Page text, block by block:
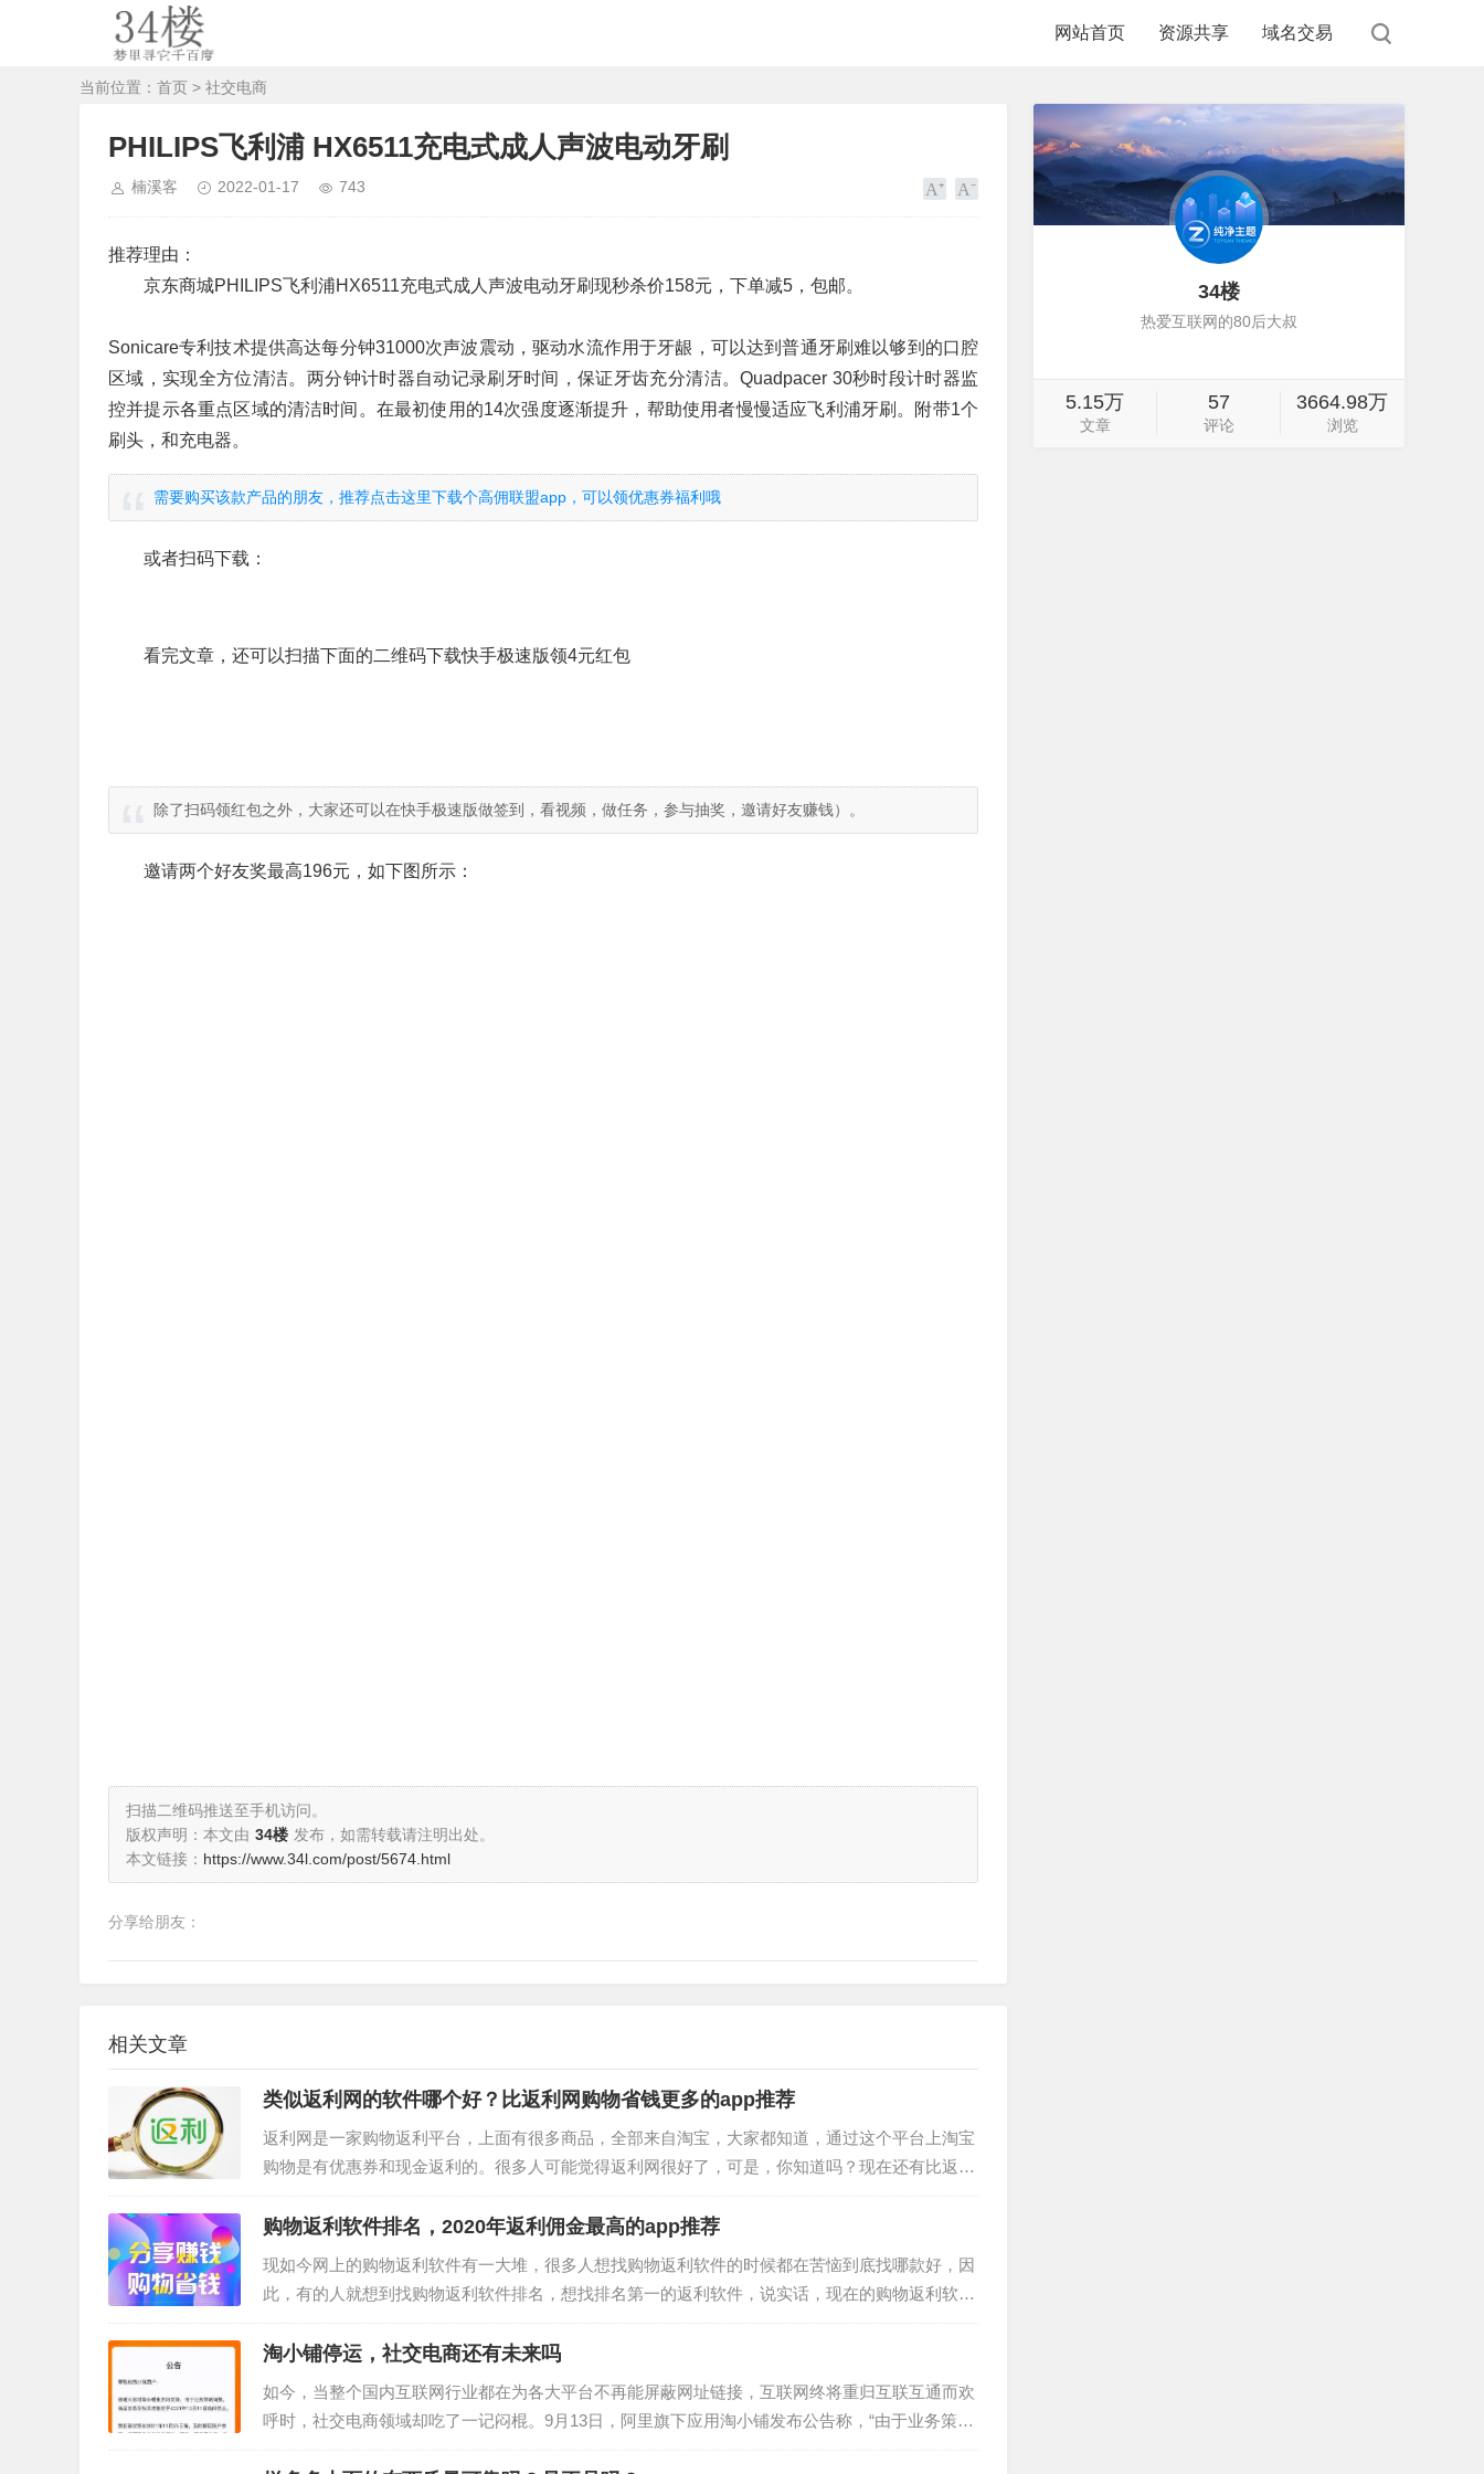
网站首页 资源共享 域名交易
当前位置： 首页 > 社交电商
PHILIPS飞利浦 HX6511充电式成人声波电动牙刷
楠溪客 2022-01-17 743
推荐理由：
京东商城PHILIPS飞利浦HX6511充电式成人声波电动牙刷现秒杀价158元，下单减5，包邮。
Sonicare专利技术提供高达每分钟31000次声波震动，驱动水流作用于牙龈，可以达到普通牙刷难以够到的口腔
区域，实现全方位清洁。两分钟计时器自动记录刷牙时间，保证牙齿充分清洁。Quadpacer 30秒时段计时器监
控并提示各重点区域的清洁时间。在最初使用的14次强度逐渐提升，帮助使用者慢慢适应飞利浦牙刷。附带1个
刷头，和充电器。
需要购买该款产品的朋友，推荐点击这里下载个高佣联盟app，可以领优惠券福利哦
或者扫码下载：
看完文章，还可以扫描下面的二维码下载快手极速版领4元红包
除了扫码领红包之外，大家还可以在快手极速版做签到，看视频，做任务，参与抽奖，邀请好友赚钱）。
邀请两个好友奖最高196元，如下图所示：
扫描二维码推送至手机访问。
版权声明：本文由 34楼 发布，如需转载请注明出处。
本文链接： https://www.34l.com/post/5674.html
分享给朋友：
相关文章
类似返利网的软件哪个好？比返利网购物省钱更多的app推荐
返利网是一家购物返利平台，上面有很多商品，全部来自淘宝，大家都知道，通过这个平台上淘宝
购物是有优惠券和现金返利的。很多人可能觉得返利网很好了，可是，你知道吗？现在还有比返利
网更好的软件，这上面返利的商品更多，返利的现金也更高。…
购物返利软件排名，2020年返利佣金最高的app推荐
现如今网上的购物返利软件有一大堆，很多人想找购物返利软件的时候都在苦恼到底找哪款好，因
此，有的人就想到找购物返利软件排名，想找排名第一的返利软件，说实话，现在的购物返利软件
排名最高的也就高佣联盟，如果你想做的话，建议做这款软件吧。…
淘小铺停运，社交电商还有未来吗
如今，当整个国内互联网行业都在为各大平台不再能屏蔽网址链接，互联网终将重归互联互通而欢
呼时，社交电商领域却吃了一记闷棍。9月13日，阿里旗下应用淘小铺发布公告称，“由于业务策略
调整，商品交易等相关功能将于2021年10月11日晚间停止。”在…
34楼
热爱互联网的80后大叔
5.15万
文章
57
评论
3664.98万
浏览